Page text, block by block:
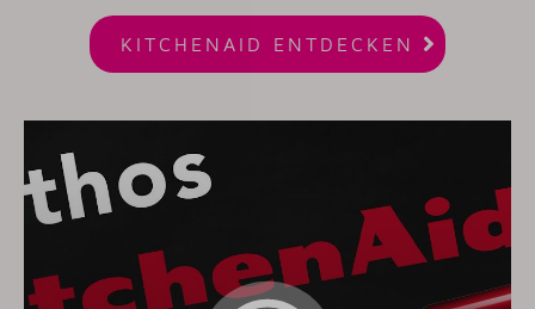

KITCHENAID ENTDECKEN